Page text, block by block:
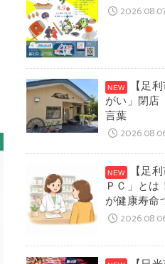
【足
がい」閉
言葉
【足
ＰＣ」と
が健康寿命